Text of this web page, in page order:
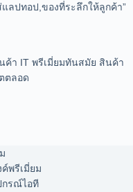
ลปทอป,ของที่ระลึกให้ลูกค้า”
ค้า IT พรีเมี่ยมทันสมัย สินค้า
ตลอด
พรีเมี่ยม
กรณ์ไอที